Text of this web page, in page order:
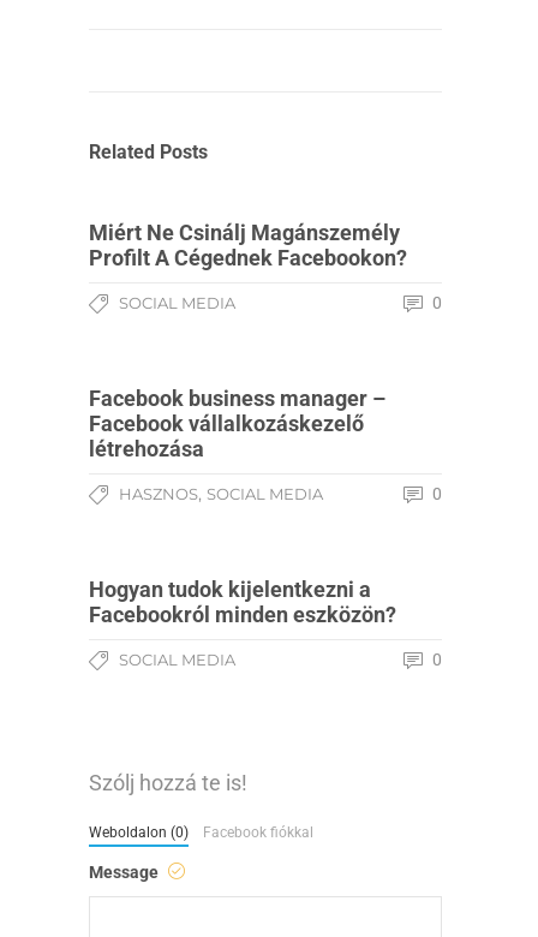
Related Posts
Miért Ne Csinálj Magánszemély
Profilt A Cégednek Facebookon?
SOCIAL MEDIA 0
Facebook business manager –
Facebook vállalkozáskezelő
létrehozása
HASZNOS, SOCIAL MEDIA 0
Hogyan tudok kijelentkezni a
Facebookról minden eszközön?
SOCIAL MEDIA 0
Szólj hozzá te is!
Weboldalon (0) Facebook fiókkal
Message